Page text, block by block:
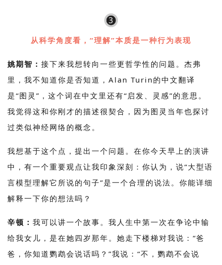
3
从科学角度看，“理解”本质是一种行为表现
姚期智： 接下来我想转向一些更哲学性的问题。杰弗
里，我不知道你是否知道，Alan Turin的中文翻译
是“图灵”，这个词在中文里还有“启发、灵感”的意思。
我觉得这和你刚才的描述很契合，因为图灵当年也探讨
过类似神经网络的概念。
我想基于这个点，提出一个问题。在你今天早上的演讲
中，有一个重要观点让我印象深刻：你认为，说“大型语
言模型理解它所说的句子”是一个合理的说法。你能详细
解释一下你的想法吗？
辛顿： 我可以讲一个故事。我人生中第一次在争论中输
给我女儿，是在她四岁那年。她走下楼梯对我说：“爸
爸，你知道鹦鹉会说话吗？”我说：“不，鹦鹉不会说